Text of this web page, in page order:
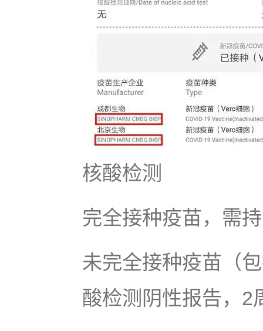
核酸检测
完全接种疫苗，需
未完全接种疫苗（
酸检测阴性报告，2